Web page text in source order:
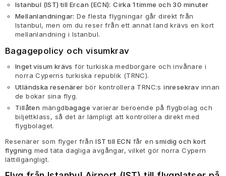
Istanbul (IST) till Ercan (ECN): Cirka 1 timme och 30 minuter
Mellanlandningar: De flesta flygningar går direkt från
Istanbul, men om du reser från ett annat land krävs en kort
mellanlandning i Istanbul.
Bagagepolicy och visumkrav
Inget visum krävs för turkiska medborgare och invånare i
norra Cyperns turkiska republik (TRNC).
Utländska resenärer bör kontrollera TRNC:sinresekrav innan
de bokar sina flyg.
Tillåten mängdbagage varierar beroende på flygbolag och
biljettklass, så det är lämpligt att kontrollera direkt med
flygbolaget.
Resenärer som flyger frånIST till ECN får ensmidig och kort
flygning med täta dagliga avgångar, vilket gör norra Cypern
lättillgängligt.